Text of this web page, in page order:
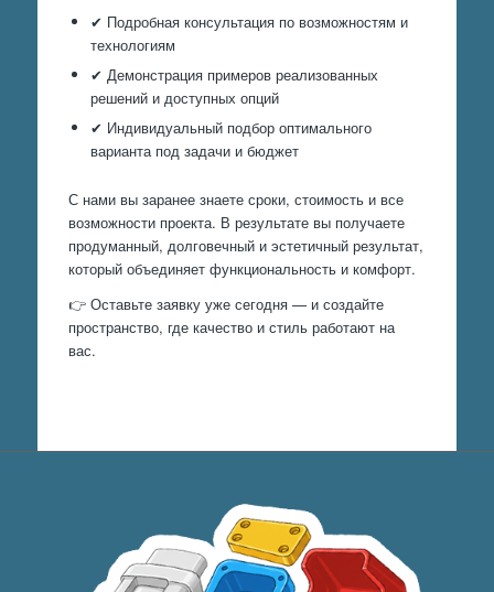
✔ Подробная консультация по возможностям и
технологиям
✔ Демонстрация примеров реализованных
решений и доступных опций
✔ Индивидуальный подбор оптимального
варианта под задачи и бюджет
С нами вы заранее знаете сроки, стоимость и все
возможности проекта. В результате вы получаете
продуманный, долговечный и эстетичный результат,
который объединяет функциональность и комфорт.
👉 Оставьте заявку уже сегодня — и создайте
пространство, где качество и стиль работают на
вас.